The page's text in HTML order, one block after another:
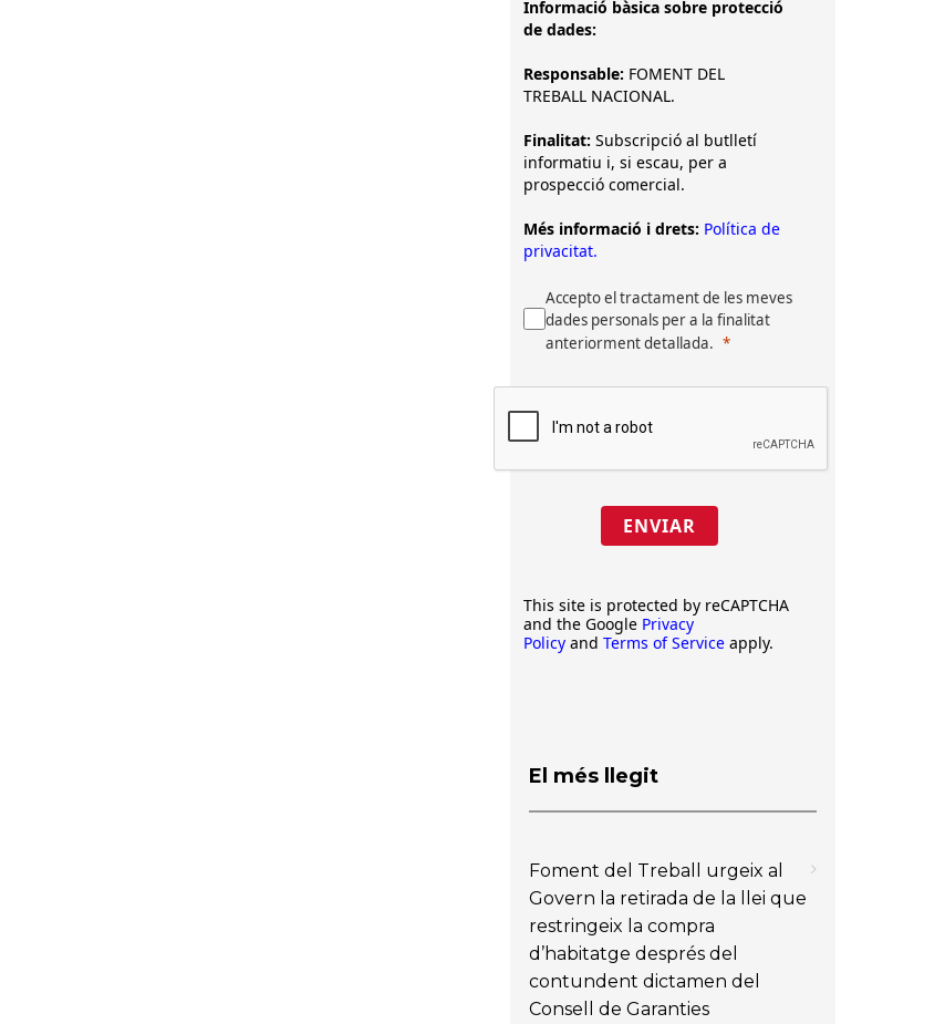
Informació bàsica sobre protecció
de dades:
Responsable: FOMENT DEL
TREBALL NACIONAL.
Finalitat: Subscripció al butlletí
informatiu i, si escau, per a
prospecció comercial.
Més informació i drets: Política de
privacitat.
Accepto el tractament de les meves
dades personals per a la finalitat
anteriorment detallada.
ENVIAR
This site is protected by reCAPTCHA
and the Google Privacy
Policy and Terms of Service apply.
El més llegit
Foment del Treball urgeix al
Govern la retirada de la llei que
restringeix la compra
d’habitatge després del
contundent dictamen del
Consell de Garanties